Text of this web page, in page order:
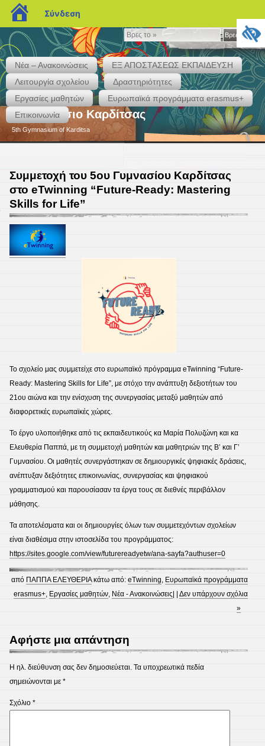
Βρες
το
»
Βρες το »
Νέα – Ανακοινώσεις
ΕΞ ΑΠΟΣΤΑΣΕΩΣ ΕΚΠΑΙΔΕΥΣΗ
Λειτουργία σχολείου
Δραστηριότητες
Εργασίες μαθητών
Eυρωπαϊκά προγράμματα erasmus+
Επικοινωνία
5ο Γυμνάσιο Καρδίτσας
5th Gymnasium of Karditsa
Συμμετοχή του 5ου Γυμνασίου Καρδίτσας
στο eTwinning “Future-Ready: Mastering
Skills for Life”
Το σχολείο μας συμμετείχε στο ευρωπαϊκό πρόγραμμα eTwinning “Future-
Ready: Mastering Skills for Life”, με στόχο την ανάπτυξη δεξιοτήτων του
21ου αιώνα και την ενίσχυση της συνεργασίας μεταξύ μαθητών από
διαφορετικές ευρωπαϊκές χώρες.
Το έργο υλοποιήθηκε από τις εκπαιδευτικούς κα Μαρία Πολυζώνη και κα
Ελευθερία Παππά, με τη συμμετοχή μαθητών και μαθητριών της Β’ και Γ’
Γυμνασίου. Οι μαθητές συνεργάστηκαν σε δημιουργικές ψηφιακές δράσεις,
ανέπτυξαν δεξιότητες επικοινωνίας, συνεργασίας και ψηφιακού
γραμματισμού και παρουσίασαν τα έργα τους σε διεθνές περιβάλλον
μάθησης.
Τα αποτελέσματα και οι δημιουργίες όλων των συμμετεχόντων σχολείων
είναι διαθέσιμα στην ιστοσελίδα του προγράμματος:
https://sites.google.com/view/futurereadyetw/ana-sayfa?authuser=0
από ΠΑΠΠΑ ΕΛΕΥΘΕΡΙΑκάτω από:eΤwinning, Eυρωπαϊκά προγράμματα
erasmus+, Εργασίες μαθητών, Νέα - Ανακοινώσεις | |Δεν υπάρχουν σχόλια
»
Αφήστε μια απάντηση
Η ηλ. διεύθυνση σας δεν δημοσιεύεται. Τα υποχρεωτικά πεδία
σημειώνονται με *
Σχόλιο *
blogs.sch.gr
Σύνδεση